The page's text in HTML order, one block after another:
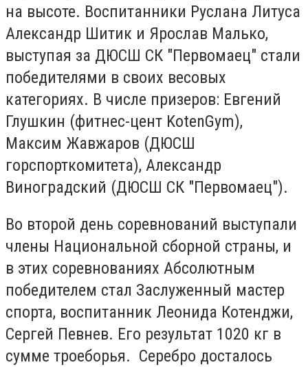
на высоте. Воспитанники Руслана Литуса
Александр Шитик и Ярослав Малько,
выступая за ДЮСШ СК "Первомаец" стали
победителями в своих весовых
категориях. В числе призеров: Евгений
Глушкин (фитнес-цент KotenGym),
Максим Жавжаров (ДЮСШ
горспорткомитета), Александр
Виноградский (ДЮСШ СК "Первомаец").
Во второй день соревнований выступали
члены Национальной сборной страны, и
в этих соревнованиях Абсолютным
победителем стал Заслуженный мастер
спорта, воспитанник Леонида Котенджи,
Сергей Певнев. Его результат 1020 кг в
сумме троеборья. Серебро досталось